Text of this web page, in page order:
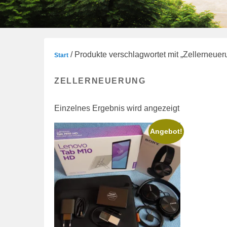
Start / Produkte verschlagwortet mit
ZELLERNEUERUNG
Einzelnes Ergebnis wird angezeigt
Angebot!